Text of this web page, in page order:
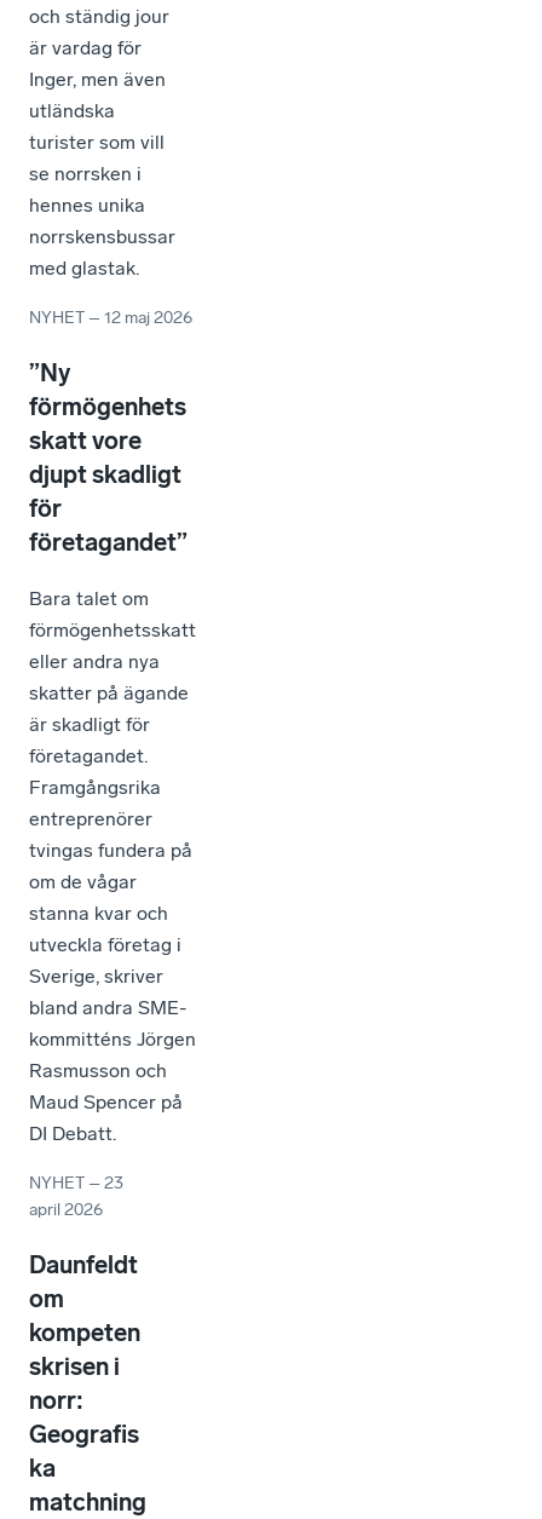
och ständig jour
är vardag för
Inger, men även
utländska
turister som vill
se norrsken i
hennes unika
norrskensbussar
med glastak.
NYHET –12 maj 2026
”Ny
förmögenhets
skatt vore
djupt skadligt
för
företagandet”
Bara talet om
förmögenhetsskatt
eller andra nya
skatter på ägande
är skadligt för
företagandet.
Framgångsrika
entreprenörer
tvingas fundera på
om de vågar
stanna kvar och
utveckla företag i
Sverige, skriver
bland andra SME-
kommitténs Jörgen
Rasmusson och
Maud Spencer på
DI Debatt.
NYHET –23
april 2026
Daunfeldt
om
kompeten
skrisen i
norr:
Geografis
ka
matchning